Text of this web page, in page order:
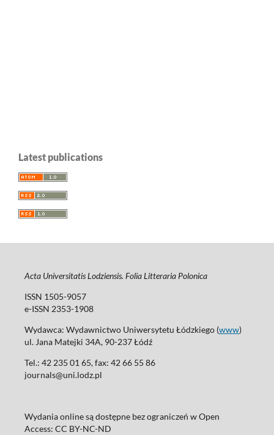
Latest publications
Acta Universitatis Lodziensis. Folia Litteraria Polonica
ISSN 1505-9057
e-ISSN 2353-1908
Wydawca: Wydawnictwo Uniwersytetu Łódzkiego (www)
ul. Jana Matejki 34A, 90-237 Łódź
Tel.: 42 235 01 65, fax: 42 66 55 86
journals@uni.lodz.pl
Wydania online są dostępne bez ograniczeń w Open
Access: CC BY-NC-ND